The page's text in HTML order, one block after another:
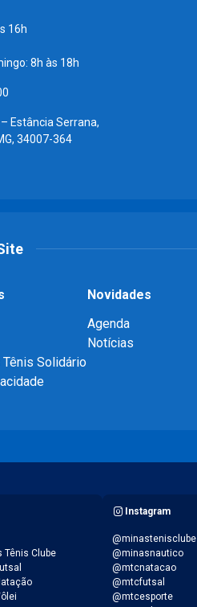
16h
8h às 18h
Estância Serrana,
34007-364
Solidário
Novidades
Agenda
Notícias
Tênis Clube
Instagram
@minastenisclube
@minasnautico
@mtcnatacao
@mtcfutsal
@mtcesporte